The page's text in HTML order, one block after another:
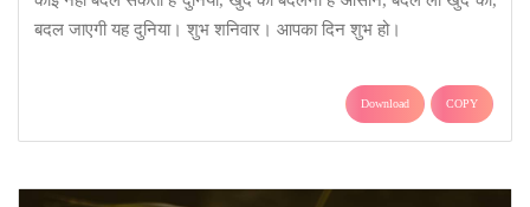
बदल जाएगी यह दुनिया। शुभ शनिवार। आपका दिन शुभ हो।
Download COPY